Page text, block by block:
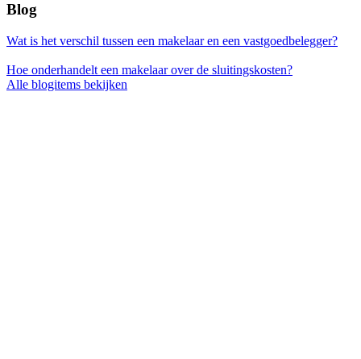
Blog
Wat is het verschil tussen een makelaar en een vastgoedbelegger?
Hoe onderhandelt een makelaar over de sluitingskosten?
Alle blogitems bekijken